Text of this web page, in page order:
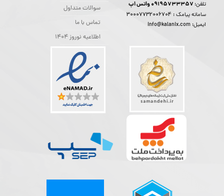
سوالات متداول
تماس با ما
اطلاعیه نوروز 1404
تلفن:
سامانه پیامک : 30007732006704
ایمیل: info@kalanix.com